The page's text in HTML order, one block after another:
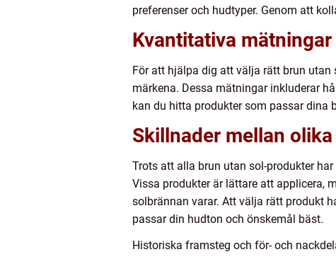
preferenser och hudtyper. Genom att
Kvantitativa mätningar
För att hjälpa dig att välja rätt brun
märkena. Dessa mätningar inkluderar
kan du hitta produkter som passar dina
Skillnader mellan
Trots att alla brun utan sol-produkter
Vissa produkter är lättare att applicera,
solbrännan varar. Att välja rätt produkt
passar din hudton och önskemål bäst.
Historiska framsteg och för- och